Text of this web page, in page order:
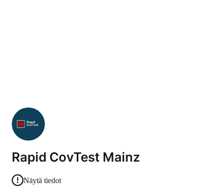
Rapid CovTest Mainz
Näytä tiedot